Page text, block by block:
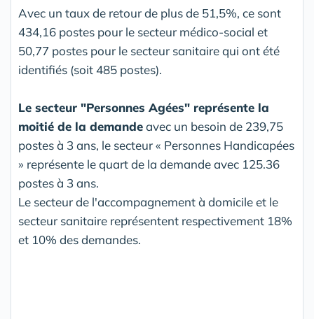
Avec un taux de retour de plus de 51,5%, ce sont
434,16 postes pour le secteur médico-social et
50,77 postes pour le secteur sanitaire qui ont été
identifiés (soit 485 postes).
Le secteur "Personnes Agées" représente la
moitié de la demandeavec un besoin de 239,75
postes à 3 ans, le secteur « Personnes Handicapées
» représente le quart de la demande avec 125.36
postes à 3 ans.
Le secteur de l'accompagnement à domicile et le
secteur sanitaire représentent respectivement 18%
et 10% des demandes.